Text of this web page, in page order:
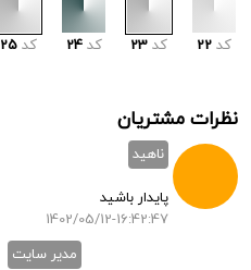
کد 22 کد 23 کد 24 کد 25
نظرات مشتریان
ناهید
پایدار باشید
1402/05/12-16:42:47
مدیر سایت